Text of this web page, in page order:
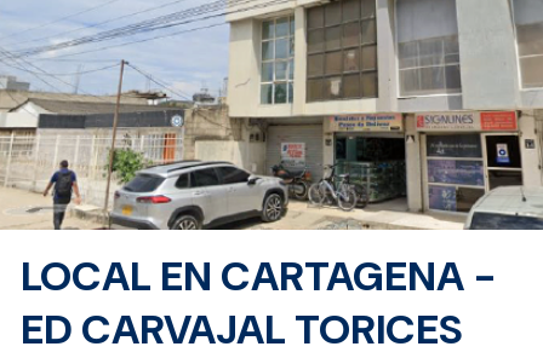
LOCAL EN CARTAGENA -
ED CARVAJAL TORICES